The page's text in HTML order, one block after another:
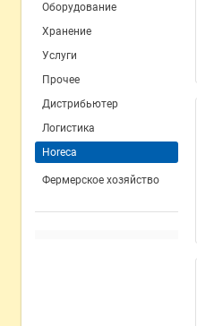
Оборудование
Хранение
Услуги
Прочее
Дистрибьютер
Логистика
Horeca
Фермерское хозяйство